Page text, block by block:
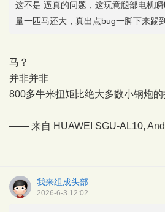
这不是 逼真的问题，这玩意腿部电机
量一匹马还大，真出点bug一脚下来踢
马？
并非并非
800多牛米扭矩比绝大多数小钢炮
—— 来自 HUAWEI SGU-AL10,
我来组成头部
2026-6-3 12:02